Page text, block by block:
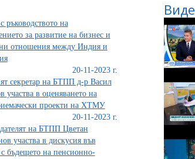
ръководството на
за развитие на бизнес и
отношения между Индия и
20-11-2023 г.
секретар на БТПП д-р Васил
участва в оценяването на
проекти на ХТМУ
20-11-2023 г.
на БТПП Цветан
участва в дискусия във
с бъдещето на пенсионно-